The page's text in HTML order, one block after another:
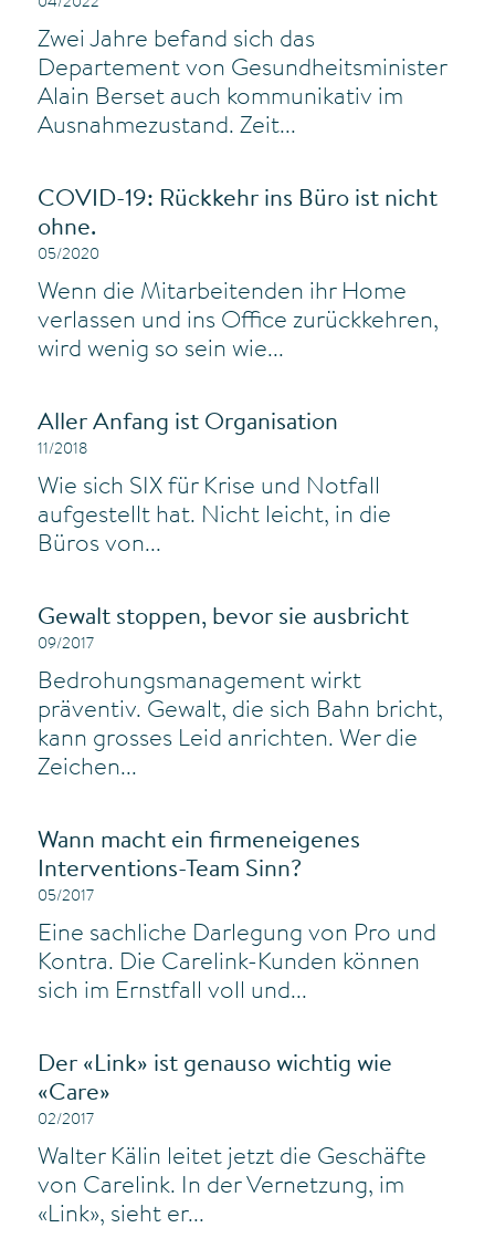
04/2022
Zwei Jahre befand sich das
Departement von Gesundheitsminister
Alain Berset auch kommunikativ im
Ausnahmezustand. Zeit...
COVID-19: Rückkehr ins Büro ist nicht
ohne.
05/2020
Wenn die Mitarbeitenden ihr Home
verlassen und ins Office zurückkehren,
wird wenig so sein wie...
Aller Anfang ist Organisation
11/2018
Wie sich SIX für Krise und Notfall
aufgestellt hat. Nicht leicht, in die
Büros von...
Gewalt stoppen, bevor sie ausbricht
09/2017
Bedrohungsmanagement wirkt
präventiv. Gewalt, die sich Bahn bricht,
kann grosses Leid anrichten. Wer die
Zeichen...
Wann macht ein firmeneigenes
Interventions-Team Sinn?
05/2017
Eine sachliche Darlegung von Pro und
Kontra. Die Carelink-Kunden können
sich im Ernstfall voll und...
Der «Link» ist genauso wichtig wie
«Care»
02/2017
Walter Kälin leitet jetzt die Geschäfte
von Carelink. In der Vernetzung, im
«Link», sieht er...